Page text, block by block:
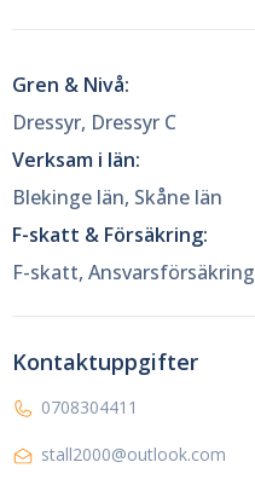
Gren & Nivå:
Dressyr, Dressyr C
Verksam i län:
Blekinge län, Skåne län
F-skatt & Försäkring:
F-skatt, Ansvarsförsäkring
Kontaktuppgifter
0708304411
stall2000@outlook.com